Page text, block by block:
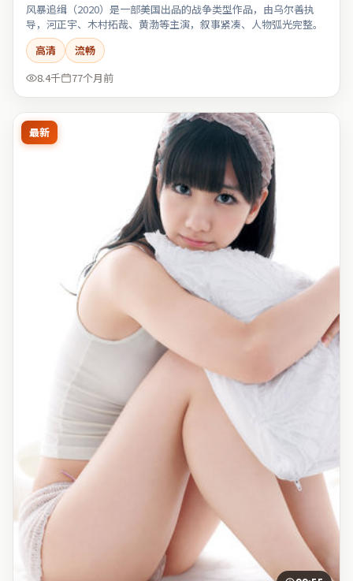
风暴追缉（2020）是一部美国出品的战争类型作品，由乌尔善执
导，河正宇、木村拓哉、黄渤等主演，叙事紧凑、人物弧光完整。
高清
流畅
8.4千
77个月前
最新